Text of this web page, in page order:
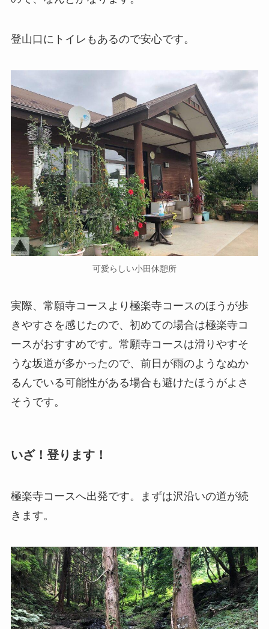
登山口にトイレもあるので安心です。
可愛らしい小田休憩所
実際、常願寺コースより極楽寺コースのほうが歩
きやすさを感じたので、初めての場合は極楽寺コ
ースがおすすめです。常願寺コースは滑りやすそ
うな坂道が多かったので、前日が雨のようなぬか
るんでいる可能性がある場合も避けたほうがよさ
そうです。
いざ！登ります！
極楽寺コースへ出発です。まずは沢沿いの道が続
きます。